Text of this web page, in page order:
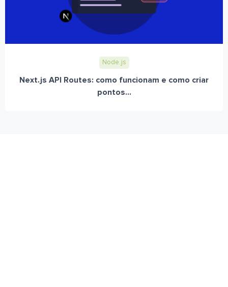
Node.js
Next.js API Routes: como funcionam e como criar
pontos...